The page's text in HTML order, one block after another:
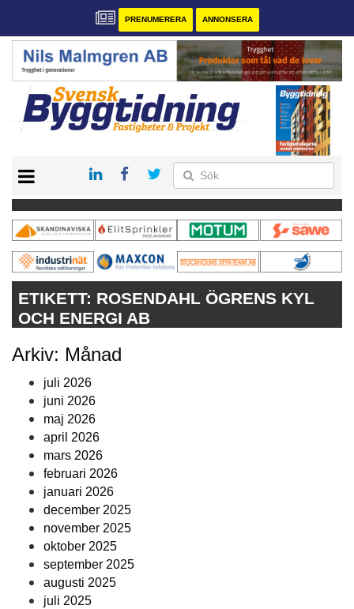
PRENUMERERA ANNONSERA
PRENUMERERA
VÅRA ANDRA MAGASIN
ANNONSERA
KONTAKT
ETIKETT: ROSENDAHL ÖGRENS KYL
OCH ENERGI AB
Arkiv: Månad
juli 2026
juni 2026
maj 2026
april 2026
mars 2026
februari 2026
januari 2026
december 2025
november 2025
oktober 2025
september 2025
augusti 2025
juli 2025